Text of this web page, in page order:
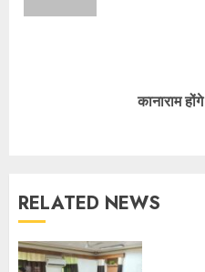
कानाराम
RELATED NEWS